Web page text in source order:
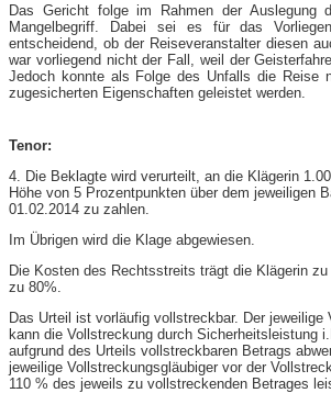
Das Gericht folge im Rahmen der Auslegung
Mangelbegriff. Dabei sei es für das
entscheidend, ob der Reiseveranstalter diesen
war vorliegend nicht der Fall, weil der
Jedoch konnte als Folge des Unfalls die Reise
zugesicherten Eigenschaften geleistet werden.
Tenor:
4. Die Beklagte wird verurteilt, an die Klägerin
Höhe von 5 Prozentpunkten über dem jeweiligen
01.02.2014 zu zahlen.
Im Übrigen wird die Klage abgewiesen.
Die Kosten des Rechtsstreits trägt die Klägerin
zu 80%.
Das Urteil ist vorläufig vollstreckbar. Der jeweilige
kann die Vollstreckung durch Sicherheitsleistung
aufgrund des Urteils vollstreckbaren Betrags
jeweilige Vollstreckungsgläubiger vor der
110 % des jeweils zu vollstreckenden Betrages